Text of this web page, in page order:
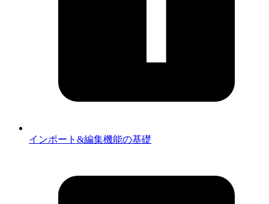
インポート&編集機能の基礎